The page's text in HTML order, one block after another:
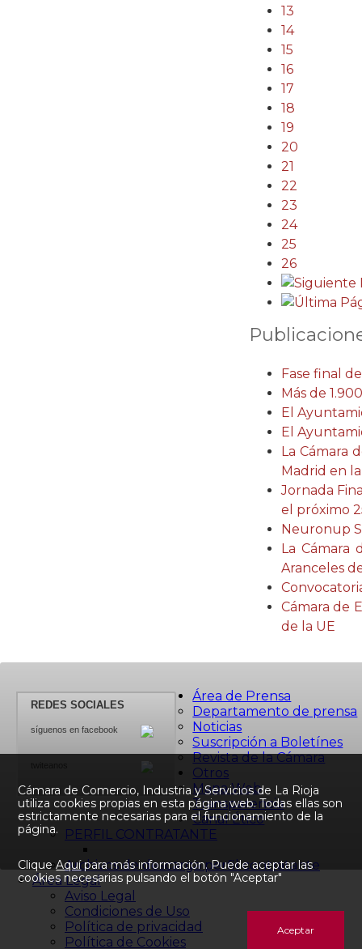
Cámara de Comercio, Industria y Servicios de La Rioja
utiliza cookies propias en esta página web. Todas ellas son
estrictamente necesarias para el funcionamiento de la
página.
CliqueAquípara más información. Puede aceptar las
cookies necesarias pulsando el botón "Aceptar"
Aceptar
13
14
15
16
17
18
19
20
21
22
23
24
25
26
Fase final
Más de
El
El
La Cámara
Madrid en
Jornada
el próximo
Neuronup
La Cámara
Aranceles
Cámara de
de la UE
REDES SOCIALES
síguenos en facebook
Área de Prensa
Departamento de prensa
Noticias
Suscripción a Boletínes
Revista de la Cámara
Otros
Mapa Web
Transparencia
Canal Ético
PERFIL CONTRATANTE
Archivos de descarga perfil contratante
Área Legal
Aviso Legal
Condiciones de Uso
Política de privacidad
Política de Cookies